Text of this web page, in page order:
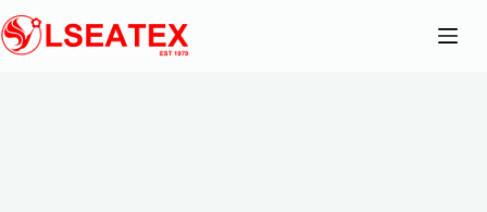
đến
phần